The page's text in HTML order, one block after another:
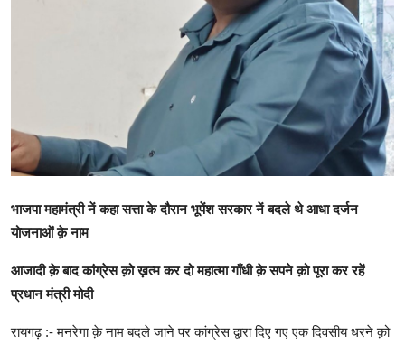
भाजपा महामंत्री नें कहा सत्ता के दौरान भूपेंश सरकार नें बदले थे आधा दर्जन
योजनाओं क़े नाम
आजादी क़े बाद कांग्रेस क़ो ख़त्म कर दो महात्मा गाँधी क़े सपने क़ो पूरा कर रहें
प्रधान मंत्री मोदी
रायगढ़ :- मनरेगा क़े नाम बदले जाने पर कांग्रेस द्वारा दिए गए एक दिवसीय धरने क़ो